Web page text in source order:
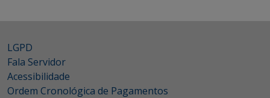
LGPD
Fala Servidor
Acessibilidade
Ordem Cronológica de Pagamentos